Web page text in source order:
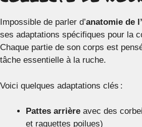
Impossible de parler d’anatomie de
ses adaptations spécifiques pour la
Chaque partie de son corps est
tâche essentielle à la ruche.
Voici quelques adaptations clés :
Pattes arrière avec des
et raquettes poilues)